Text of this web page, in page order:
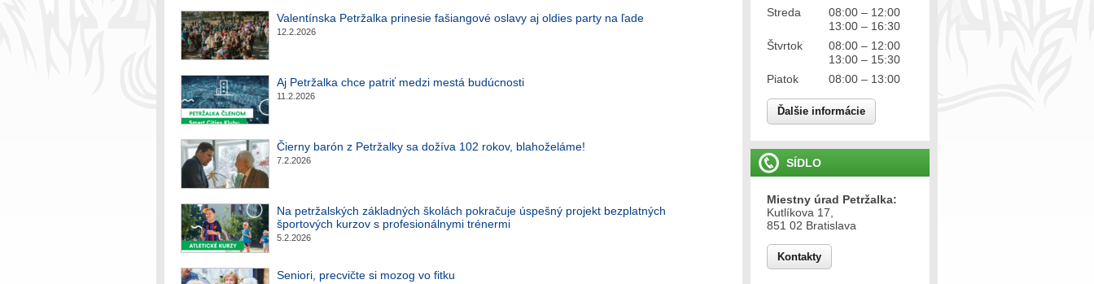
Streda
08:00 – 12:00
13:00 – 16:30
Štvrtok
08:00 – 12:00
13:00 – 15:30
Piatok
08:00 – 13:00
Ďalšie informácie
SÍDLO
Miestny úrad Petržalka:
Kutlíkova 17,
851 02 Bratislava
Kontakty
Valentínska Petržalka prinesie fašiangové oslavy aj oldies party na ľade
12.2.2026
Aj Petržalka chce patriť medzi mestá budúcnosti
11.2.2026
Čierny barón z Petržalky sa dožíva 102 rokov, blahoželáme!
7.2.2026
Na petržalských základných školách pokračuje úspešný projekt bezplatných
športových kurzov s profesionálnymi trénermi
5.2.2026
Seniori, precvičte si mozog vo fitku